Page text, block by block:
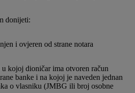
donijeti:
i ovjeren od strane notara
kojoj dioničar ima otvoren račun
banke i na kojoj je naveden jednan
o vlasniku (JMBG ili broj osobne